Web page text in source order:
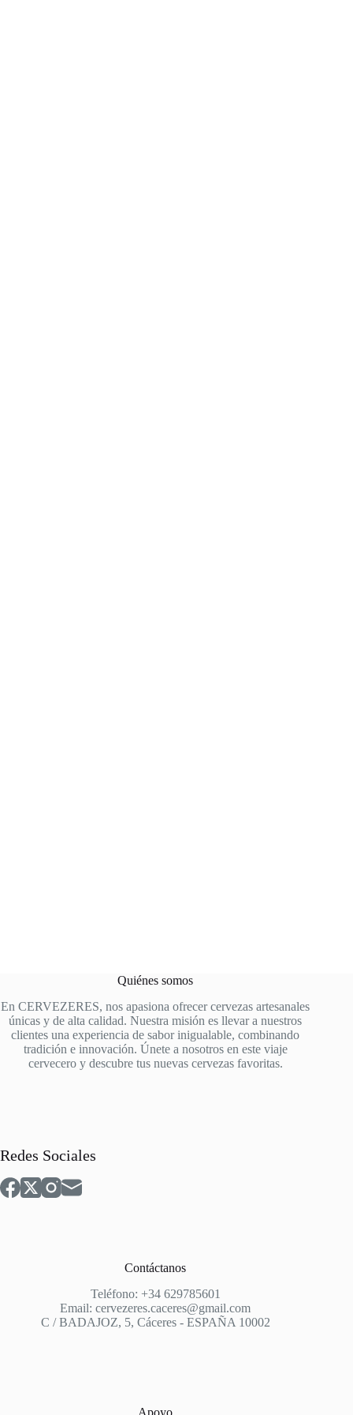
Quiénes somos
En CERVEZERES, nos apasiona ofrecer cervezas artesanales
únicas y de alta calidad. Nuestra misión es llevar a nuestros
clientes una experiencia de sabor inigualable, combinando
tradición e innovación. Únete a nosotros en este viaje
cervecero y descubre tus nuevas cervezas favoritas.
Redes Sociales
Contáctanos
Teléfono: +34 629785601
Email: cervezeres.caceres@gmail.com
C / BADAJOZ, 5, Cáceres - ESPAÑA 10002
Apoyo